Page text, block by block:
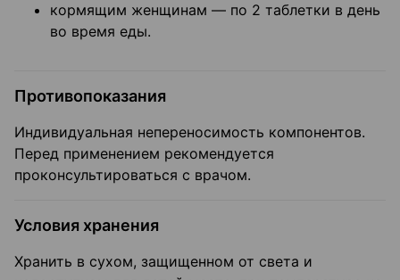
кормящим женщинам — по 2 таблетки в день
во время еды.
Противопоказания
Индивидуальная непереносимость компонентов.
Перед применением рекомендуется
проконсультироваться с врачом.
Условия хранения
Хранить в сухом, защищенном от света и